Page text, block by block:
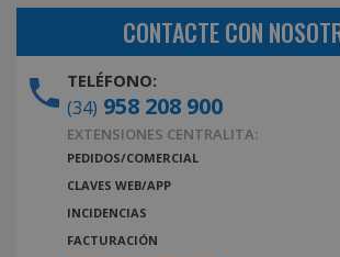
CONTACTE CON
TELÉFONO:
(34) 958 208 900
EXTENSIONES CENTRALITA:
PEDIDOS/COMERCIAL
CLAVES WEB/APP
INCIDENCIAS
FACTURACIÓN